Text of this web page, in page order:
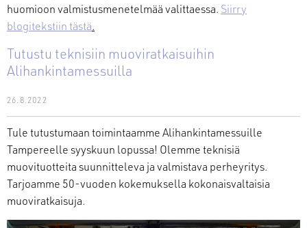
huomioon valmistusmenetelmää valittaessa. Siirry
blogitekstiin tästä.
Tutustu teknisiin muoviratkaisuihin
Alihankintamessuilla
26.8.2022
Tule tutustumaan toimintaamme Alihankintamessuille
Tampereelle syyskuun lopussa! Olemme teknisiä
muovituotteita suunnitteleva ja valmistava perheyritys.
Tarjoamme 50-vuoden kokemuksella kokonaisvaltaisia
muoviratkaisuja.